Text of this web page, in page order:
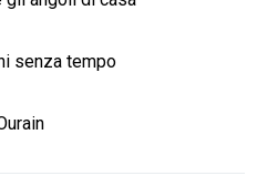
senza tempo